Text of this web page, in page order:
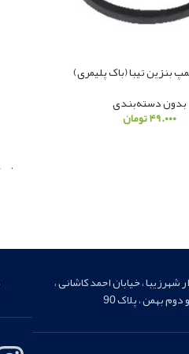
بنزین تیبا (باک پلیمری)
بدون دسته‌بندی
۴۹.۰۰۰تومان
شهرزیبا ، خیابان احمد کاشانی ،
بهمن ، پلاک 90